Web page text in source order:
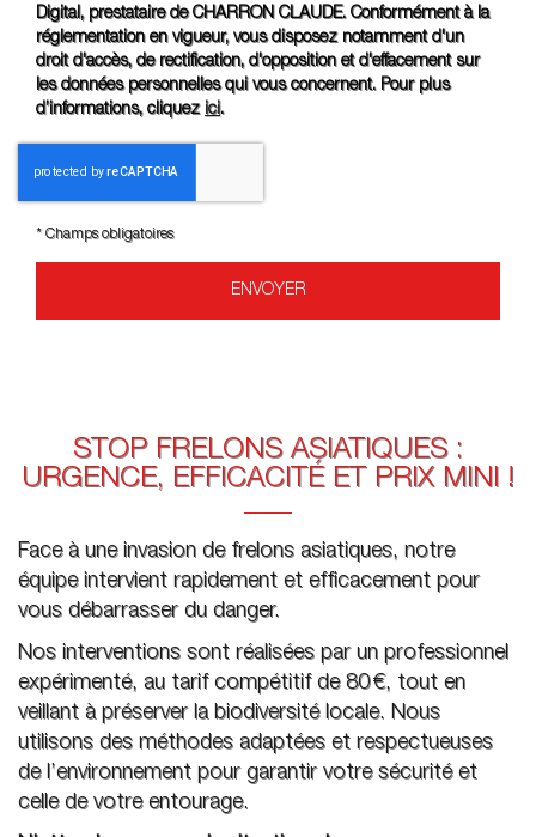
Digital, prestataire de CHARRON CLAUDE. Conformément à la
réglementation en vigueur, vous disposez notamment d'un
droit d'accès, de rectification, d'opposition et d'effacement sur
les données personnelles qui vous concernent. Pour plus
d’informations, cliquez ici.
*Champs obligatoires
STOP FRELONS ASIATIQUES :
URGENCE, EFFICACITÉ ET PRIX MINI !
Face à une invasion de frelons asiatiques, notre
équipe intervient rapidement et efficacement pour
vous débarrasser du danger.
Nos interventions sont réalisées par un professionnel
expérimenté, au tarif compétitif de 80 €, tout en
veillant à préserver la biodiversité locale. Nous
utilisons des méthodes adaptées et respectueuses
de l’environnement pour garantir votre sécurité et
celle de votre entourage.